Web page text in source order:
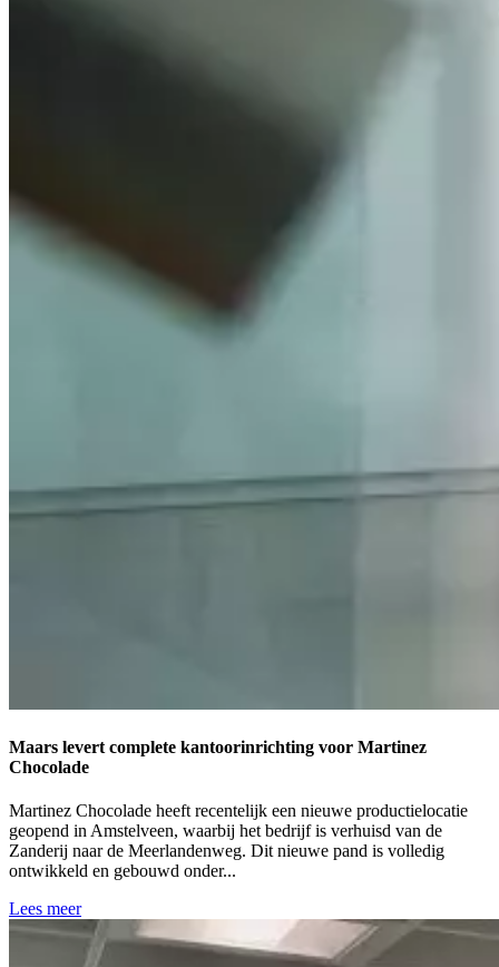
Maars levert complete kantoorinrichting voor Martinez
Chocolade
Martinez Chocolade heeft recentelijk een nieuwe productielocatie
geopend in Amstelveen, waarbij het bedrijf is verhuisd van de
Zanderij naar de Meerlandenweg. Dit nieuwe pand is volledig
ontwikkeld en gebouwd onder...
Lees meer